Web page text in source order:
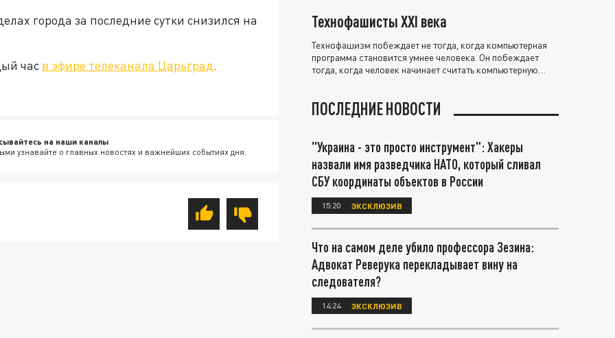
города за последние сутки снизился на
час в эфире телеканала Царьград.
на наши каналы
узнавайте о главных новостях и важнейших событиях дня.
Технофашисты XXI века
Технофашизм побеждает не тогда, когда компьютерная
программа становится умнее человека. Он побеждает
тогда, когда человек начинает считать компьютерную
ПОСЛЕДНИЕ НОВОСТИ
"Украина - это просто инструмент": Хакеры
назвали имя разведчика НАТО, который сливал
СБУ координаты объектов в России
15:20 ЭКСКЛЮЗИВ
Что на самом деле убило профессора Зезина:
Адвокат Реверука перекладывает вину на
следователя?
14:24 ЭКСКЛЮЗИВ